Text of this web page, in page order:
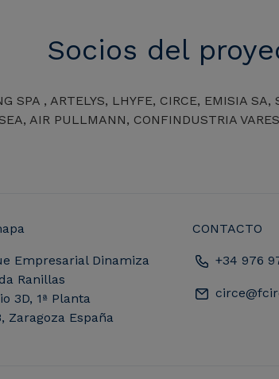
Socios del
SPA , ARTELYS, LHYFE, CIRCE, EMISIA SA,
AIR PULLMANN, CONFINDUSTRIA
Empresarial Dinamiza
Ranillas
3D, 1ª Planta
Zaragoza España
CONTACTO
+34 976